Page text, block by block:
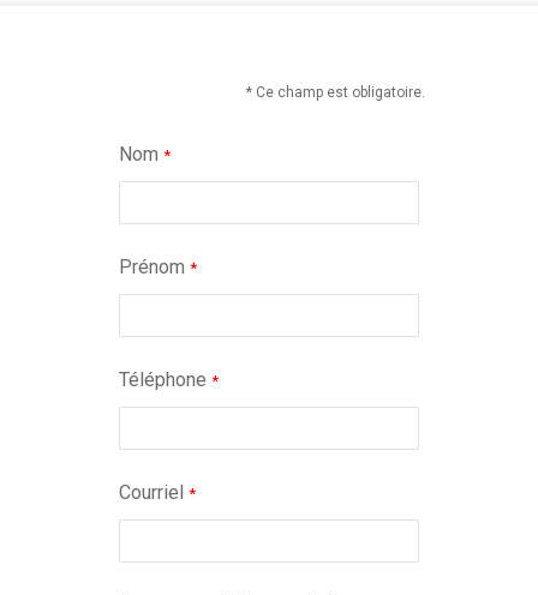
* Ce champ est obligatoire.
Nom *
Prénom *
Téléphone *
Courriel *